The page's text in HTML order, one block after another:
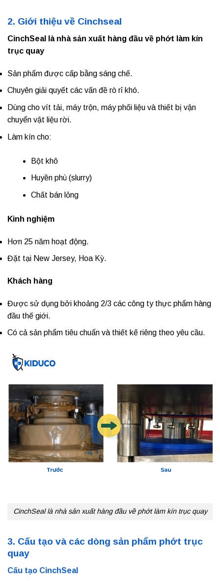
2. Giới thiệu về Cinchseal
CinchSeal là nhà sản xuất hàng đầu về phớt làm kín
trục quay
Sản phẩm được cấp bằng sáng chế.
Chuyên giải quyết các vấn đề rò rỉ khó.
Dùng cho vít tải, máy trộn, máy phối liệu và thiết bị vận
chuyển vật liệu rời.
Làm kín cho:
Bột khô
Huyền phù (slurry)
Chất bán lỏng
Kinh nghiệm
Hơn 25 năm hoạt động.
Đặt tại New Jersey, Hoa Kỳ.
Khách hàng
Được sử dụng bởi khoảng 2/3 các công ty thực phẩm hàng
đầu thế giới.
Có cả sản phẩm tiêu chuẩn và thiết kế riêng theo yêu cầu.
CinchSeal là nhà sản xuất hàng đầu về phớt làm kín trục quay
3. Cấu tạo và các dòng sản phẩm phớt trục
quay
Cấu tạo CinchSeal